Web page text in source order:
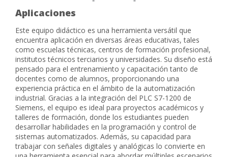
Aplicaciones
Este equipo didáctico es una herramienta versátil que
encuentra aplicación en diversas áreas educativas, tales
como escuelas técnicas, centros de formación profesional,
institutos técnicos terciarios y universidades. Su diseño está
pensado para el entrenamiento y capacitación tanto de
docentes como de alumnos, proporcionando una
experiencia práctica en el ámbito de la automatización
industrial. Gracias a la integración del PLC S7-1200 de
Siemens, el equipo es ideal para proyectos académicos y
talleres de formación, donde los estudiantes pueden
desarrollar habilidades en la programación y control de
sistemas automatizados. Además, su capacidad para
trabajar con señales digitales y analógicas lo convierte en